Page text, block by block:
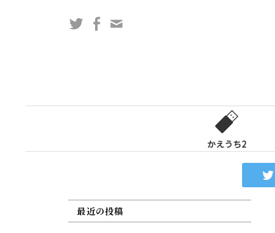
ス
TwitterFacebook
かえうち2
最近の投稿